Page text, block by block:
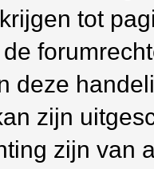
tot
deze
zijn
zijn van